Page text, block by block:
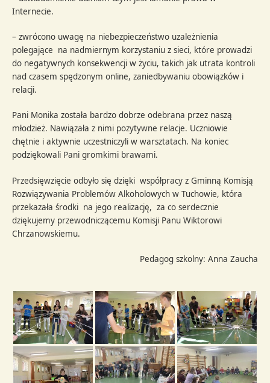
Internecie.
– zwrócono uwagę na niebezpieczeństwo uzależnienia
polegające na nadmiernym korzystaniu z sieci, które prowadzi
do negatywnych konsekwencji w życiu, takich jak utrata kontroli
nad czasem spędzonym online, zaniedbywaniu obowiązków i
relacji.
Pani Monika została bardzo dobrze odebrana przez naszą
młodzież. Nawiązała z nimi pozytywne relacje. Uczniowie
chętnie i aktywnie uczestniczyli w warsztatach. Na koniec
podziękowali Pani gromkimi brawami.
Przedsięwzięcie odbyło się dzięki współpracy z Gminną Komisją
Rozwiązywania Problemów Alkoholowych w Tuchowie, która
przekazała środki na jego realizację, za co serdecznie
dziękujemy przewodniczącemu Komisji Panu Wiktorowi
Chrzanowskiemu.
Pedagog szkolny: Anna Zaucha